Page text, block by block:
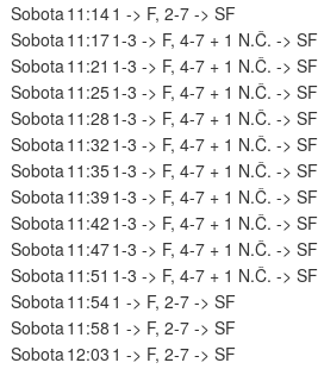
Sobota11:141 -> F, 2-7 -> SF
Sobota11:171-3 -> F, 4-7 + 1 N.Č. -> SF
Sobota11:21 1-3 -> F, 4-7 + 1 N.Č. -> SF
Sobota11:251-3 -> F, 4-7 + 1 N.Č. -> SF
Sobota11:28 1-3 -> F, 4-7 + 1 N.Č. -> SF
Sobota11:32 1-3 -> F, 4-7 + 1 N.Č. -> SF
Sobota11:351-3 -> F, 4-7 + 1 N.Č. -> SF
Sobota11:39 1-3 -> F, 4-7 + 1 N.Č. -> SF
Sobota11:42 1-3 -> F, 4-7 + 1 N.Č. -> SF
Sobota11:471-3 -> F, 4-7 + 1 N.Č. -> SF
Sobota11:51 1-3 -> F, 4-7 + 1 N.Č. -> SF
Sobota11:541 -> F, 2-7 -> SF
Sobota11:58 1 -> F, 2-7 -> SF
Sobota12:03 1 -> F, 2-7 -> SF